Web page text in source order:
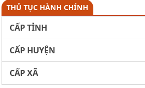
THỦ TỤC HÀNH CHÍNH
CẤP TỈNH
CẤP HUYỆN
CẤP XÃ